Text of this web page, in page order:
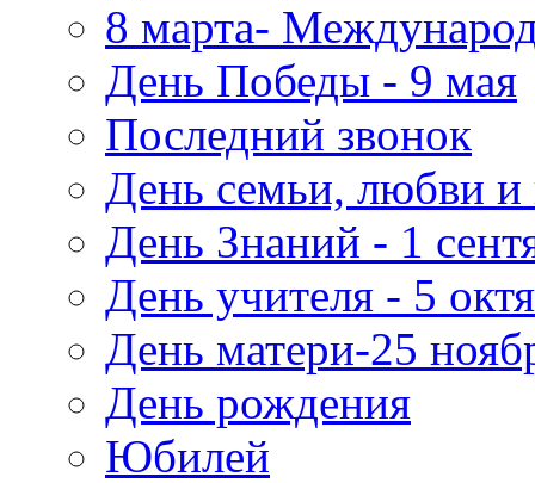
8 марта-
День Победы - 9 мая
Последний звонок
День семьи, любви и
День Знаний - 1
День учителя - 5
День матери-25
День рождения
Юбилей